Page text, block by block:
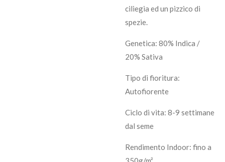
ciliegia ed un pizzico di
spezie.
Genetica: 80% Indica /
20% Sativa
Tipo di fioritura:
Autofiorente
Ciclo di vita: 8-9 settimane
dal seme
Rendimento Indoor: fino a